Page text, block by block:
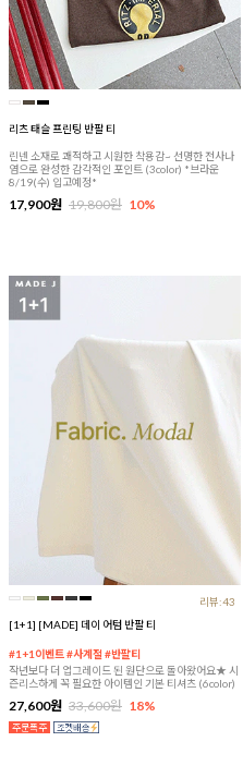
리츠 태슬 프린팅 반팔 티
린넨 소재로 쾌적하고 시원한 착용감~ 선명한 전사나
염으로 완성한 감각적인 포인트 (3color) *브라운
8/19(수) 입고예정*
17,900원 19,800원 10%
리뷰:43
[1+1] [MADE] 데이 어텀 반팔 티
#1+1이벤트 #사계절 #반팔티
작년보다 더 업그레이드 된 원단으로 돌아왔어요★ 시
즌리스하게 꼭 필요한 아이템인 기본 티셔츠 (6color)
27,600원 33,600원 18%